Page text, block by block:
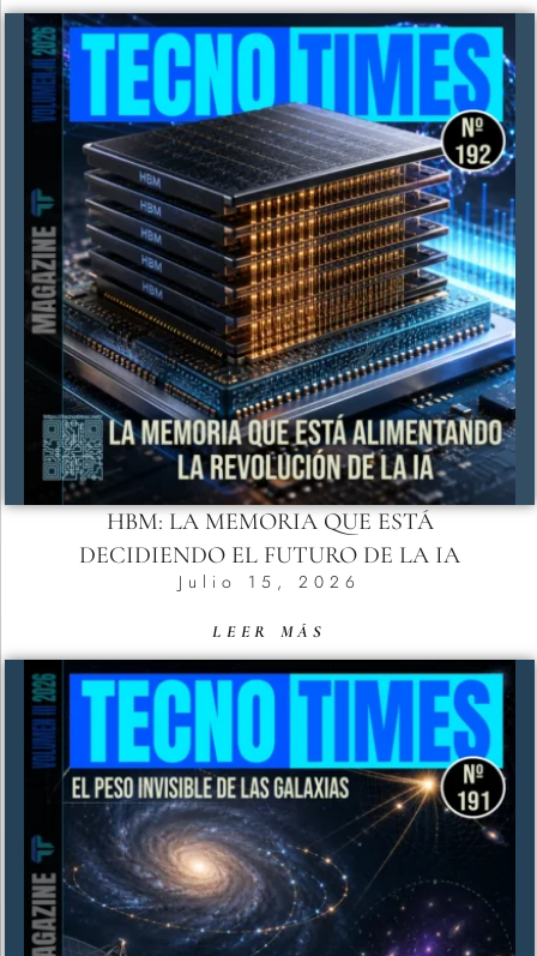
HBM: LA MEMORIA QUE ESTÁ
DECIDIENDO EL FUTURO DE LA IA
Julio 15, 2026
LEER MÁS